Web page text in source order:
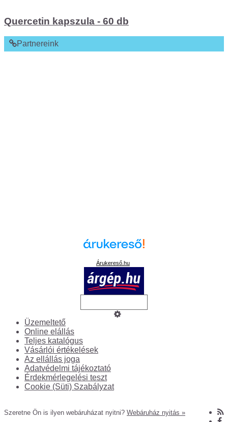
Quercetin kapszula - 60 db
Partnereink
Árukereső.hu
Üzemeltető
Online elállás
Teljes katalógus
Vásárlói értékelések
Az ellállás joga
Adatvédelmi tájékoztató
Érdekmérlegelési teszt
Cookie (Süti) Szabályzat
Szeretne Ön is ilyen webáruházat nyitni? Webáruház nyitás »